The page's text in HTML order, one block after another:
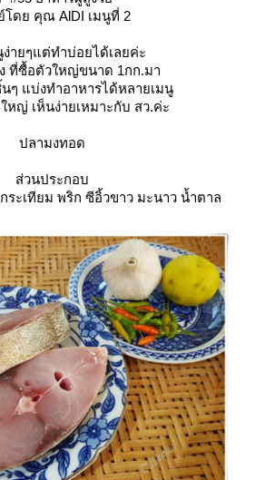
ดย คุณ AlDI เมนูที่ 2
ง่ายๆแต่ทำบ่อยได้เลยค่ะ
ที่ซื้อตัวใหญ่ขนาด 1กก.มา
ๆ แบ่งทำอาหารได้หลายเมนู
หญ่ เห็นง่ายเหมาะกับ สว.ค่ะ
ปลามงทอด
ส่วนประกอบ
ะเทียม พริก ซีอิ้วขาว มะนาว น้ำตาล